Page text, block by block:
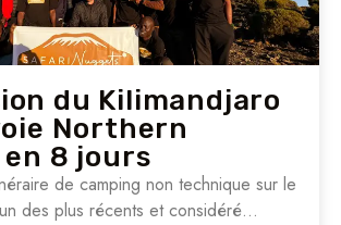
du Kilimandjaro
Northern
8 jours
de camping non technique sur le
des plus récents et considéré…